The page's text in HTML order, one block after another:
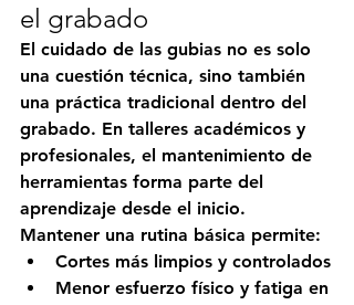
el grabado
El cuidado de las gubias no es solo
una cuestión técnica, sino también
una práctica tradicional dentro del
grabado. En talleres académicos y
profesionales, el mantenimiento de
herramientas forma parte del
aprendizaje desde el inicio.
Mantener una rutina básica permite:
Cortes más limpios y controlados
Menor esfuerzo físico y fatiga en